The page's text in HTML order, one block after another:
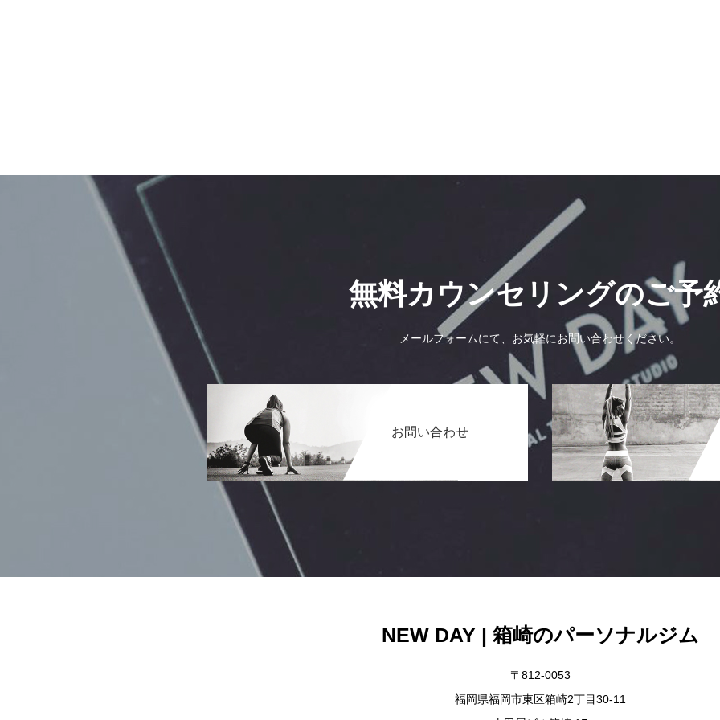
無料カウンセリングのご予
メールフォームにて、お気軽にお問い合わせください。
お問い合わせ
NEW DAY | 箱崎のパーソナルジム
〒812-0053
福岡県福岡市東区箱崎2丁目30-11